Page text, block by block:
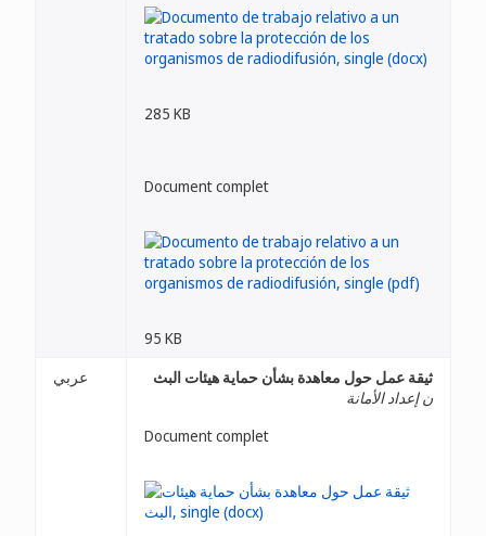
285 KB
Document complet
95 KB
عربي
ثيقة عمل حول معاهدة بشأن حماية هيئات البث
ن إعداد الأمانة
Document complet